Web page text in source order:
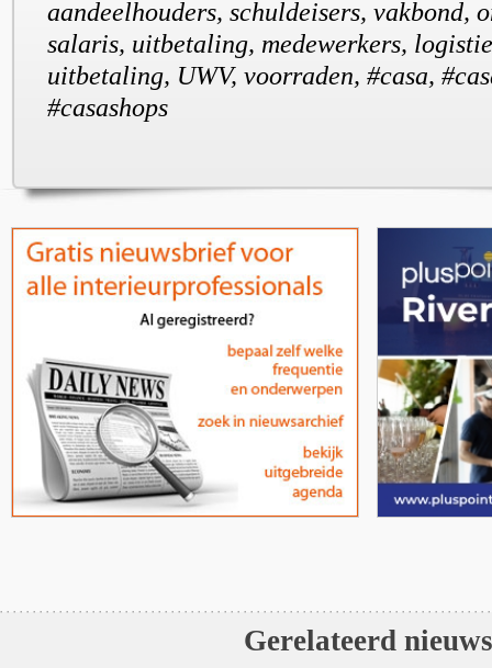
aandeelhouders, schuldeisers, vakbond,
salaris, uitbetaling, medewerkers,
uitbetaling, UWV, voorraden, #casa,
#casashops
Gerelateerd nieuws